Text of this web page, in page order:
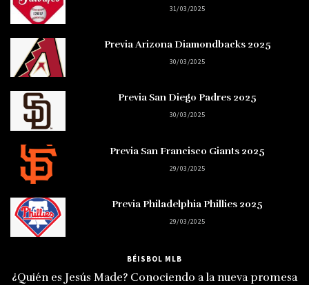
31/03/2025
Previa Arizona Diamondbacks 2025
30/03/2025
Previa San Diego Padres 2025
30/03/2025
Previa San Francisco Giants 2025
29/03/2025
Previa Philadelphia Phillies 2025
29/03/2025
BÉISBOL MLB
¿Quién es Jesús Made? Conociendo a la nueva promesa